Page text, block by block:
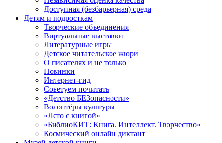
Доступная (безбарьерная) среда
Детям и подросткам
Творческие объединения
Виртуальные выставки
Литературные игры
Детское читательское жюри
О писателях и не только
Новинки
Интернет-гид
Советуем почитать
«Детство БЕЗопасности»
Волонтёры культуры
«Лето с книгой»
«БиблиоКИТ: Книга. Интеллект. Творчество»
Космический онлайн диктант